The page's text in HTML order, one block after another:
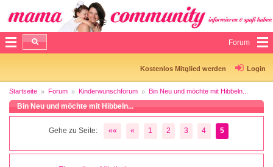
Forum
Kostenlos Mitglied werden Login
Startseite Forum Kinderwunschforum Bin Neu und möchte mit Hibbeln...
Bin Neu und möchte mit Hibbeln...
Gehe zu Seite: «« « 1 2 3 4 5